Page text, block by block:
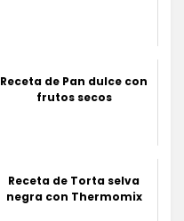
Receta de Pan dulce con
frutos secos
Receta de Torta selva
negra con Thermomix